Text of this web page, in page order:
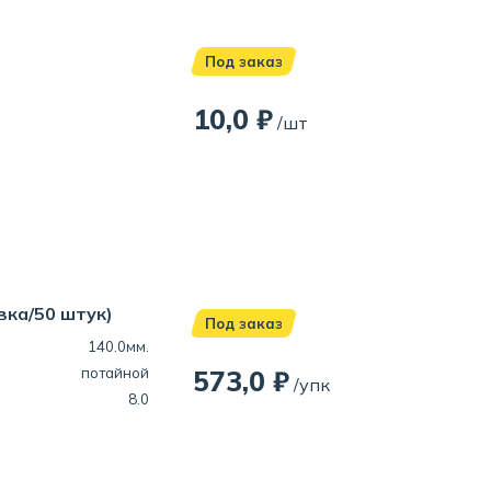
Под заказ
10,0 ₽ /шт
50 штук)
140.0мм.
потайной
8.0
Под заказ
573,0 ₽ /упк